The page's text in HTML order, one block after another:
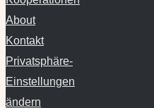
Kontakt
Privatsphäre-
Einstellungen
ändern
Historie der